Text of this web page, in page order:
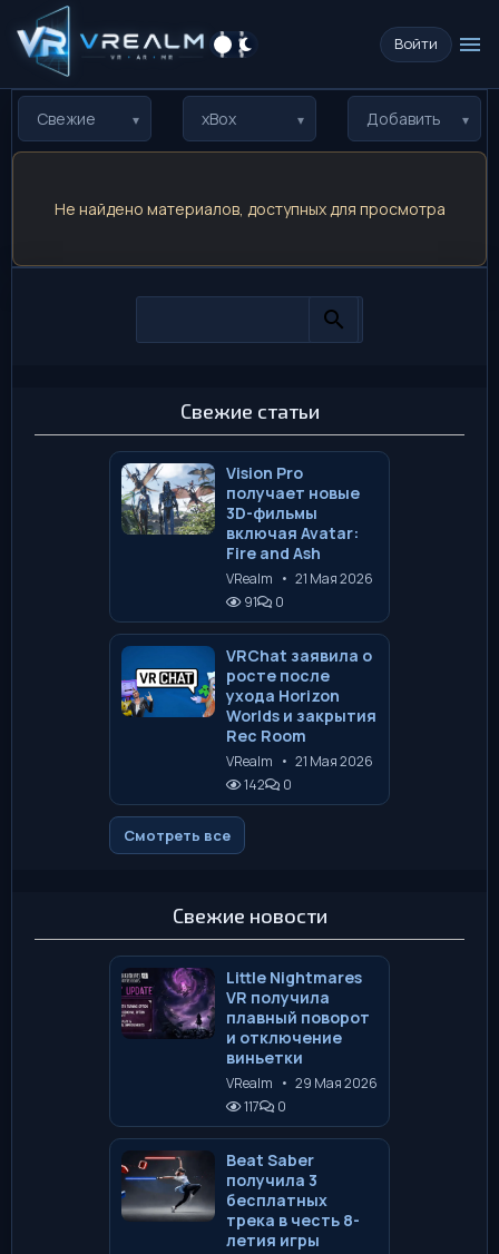
Войти menu
Свежие xBox Добавить
Не найдено материалов, доступных для просмотра
Свежие статьи
Vision Pro
получает новые
3D-фильмы
включая Avatar:
Fire and Ash
VRealm • 21 Мая 2026
91
0
VRChat заявила о
росте после
ухода Horizon
Worlds и закрытия
Rec Room
VRealm • 21 Мая 2026
142
0
Смотреть все
Свежие новости
Little Nightmares
VR получила
плавный поворот
и отключение
виньетки
VRealm • 29 Мая 2026
117
0
Beat Saber
получила 3
бесплатных
трека в честь 8-
летия игры